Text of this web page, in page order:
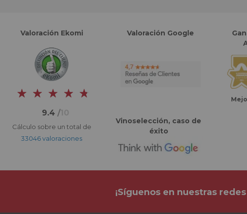
Valoración Ekomi
9.4 /10
Cálculo sobre un total de
33046 valoraciones
Valoración Google
Vinoselección, caso de
éxito
¡Síguenos en nuestras